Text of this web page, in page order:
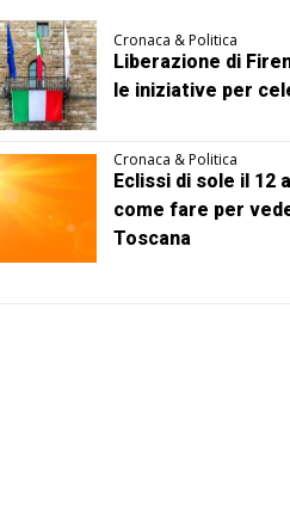
Cronaca & Politica
Liberazione di
le iniziative per
Cronaca & Politica
Eclissi di sole il 12
come fare per
Toscana